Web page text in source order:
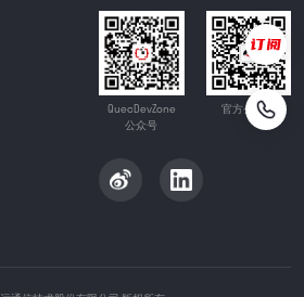
QuecDevZone
公众号
官方公众号